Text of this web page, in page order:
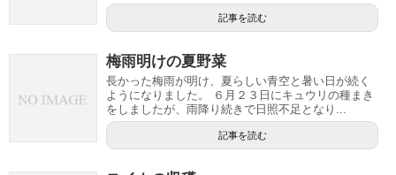
記事を読む
梅雨明けの夏野菜
長かった梅雨が明け、夏らしい青空と暑い日が続く
ようになりました。 ６月２３日にキュウリの種まき
をしましたが、雨降り続きで日照不足となり...
記事を読む